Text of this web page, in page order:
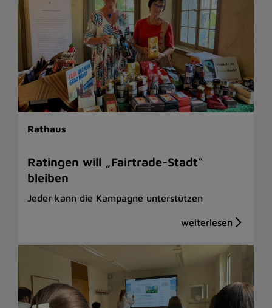
Rathaus
Ratingen will „Fairtrade-Stadt“
bleiben
Jeder kann die Kampagne unterstützen